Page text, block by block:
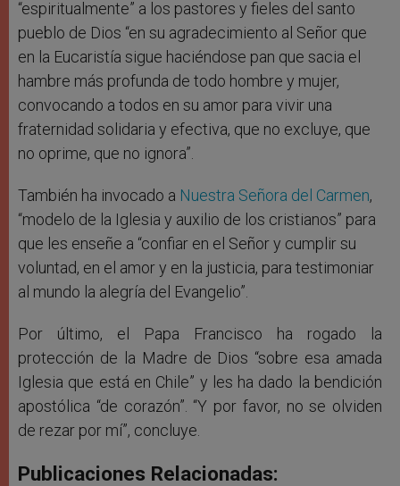
“espiritualmente” a los pastores y fieles del santo
pueblo de Dios “en su agradecimiento al Señor que
en la Eucaristía sigue haciéndose pan que sacia el
hambre más profunda de todo hombre y mujer,
convocando a todos en su amor para vivir una
fraternidad solidaria y efectiva, que no excluye, que
no oprime, que no ignora”.
También ha invocado a Nuestra Señora del Carmen,
“modelo de la Iglesia y auxilio de los cristianos” para
que les enseñe a “confiar en el Señor y cumplir su
voluntad, en el amor y en la justicia, para testimoniar
al mundo la alegría del Evangelio”.
Por último, el Papa Francisco ha rogado la
protección de la Madre de Dios “sobre esa amada
Iglesia que está en Chile” y les ha dado la bendición
apostólica “de corazón”. “Y por favor, no se olviden
de rezar por mí”, concluye.
Publicaciones Relacionadas: